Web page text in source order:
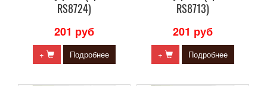
RS8724)
201 руб
+ Подробнее
RS8713)
201 руб
+ Подробнее